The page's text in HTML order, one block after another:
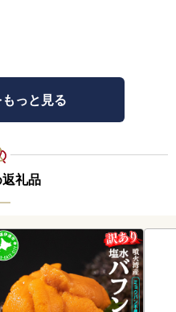
っと見る
礼品